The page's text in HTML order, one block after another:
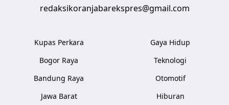
redaksikoranjabarekspres@gmail.com
Kupas Perkara
Bogor Raya
Bandung Raya
Jawa Barat
Gaya Hidup
Teknologi
Otomotif
Hiburan